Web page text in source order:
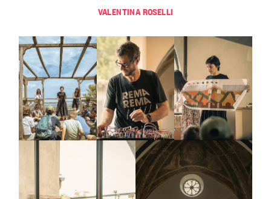
VALENTINA ROSELLI